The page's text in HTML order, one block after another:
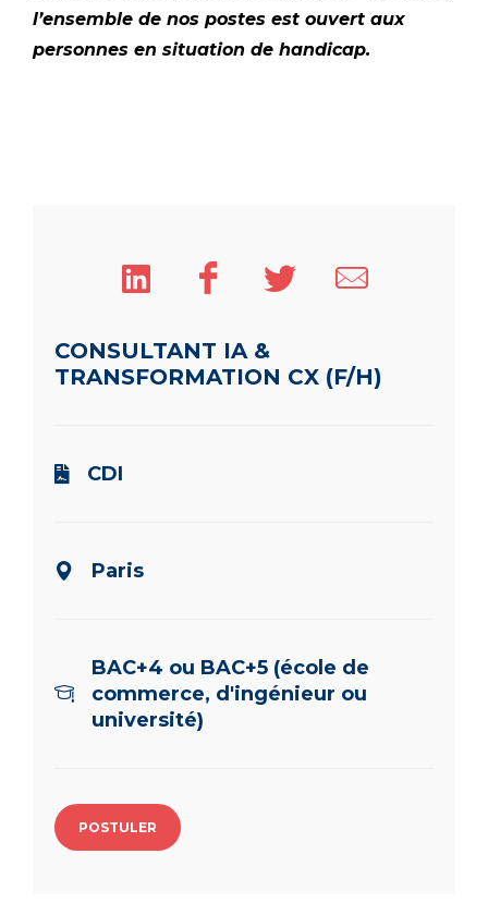
l’ensemble de nos postes est ouvert aux
personnes en situation de handicap.
CONSULTANT IA &
TRANSFORMATION CX (F/H)
CDI
Paris
BAC+4 ou BAC+5 (école de
commerce, d'ingénieur ou
université)
POSTULER